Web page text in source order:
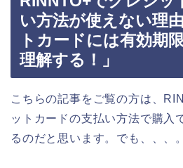
い方法が使えない理
トカードには有効期
理解する！」
こちらの記事をご覧の方は、
ットカードの支払い方法で購入
るのだと思います。でも、、、。